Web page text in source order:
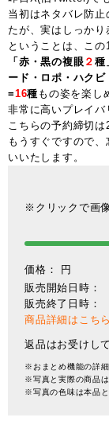
当初はネタバレ防
たが、実はしっかり
ということは、この
「赤・黒の複眼 ２種
ード・ロポ・ハク
=16種 もの姿を楽し
非常に高いプレイバ
こちらの予約締切は
もうすぐですので
いいたします。
※クリックで画
価格：
円
販売開始日時：
販売終了日時：
商品詳細はこちら
返品はお受けし
※おまとめ機能の詳
※写真と実際の商品
※写真の色味は本品